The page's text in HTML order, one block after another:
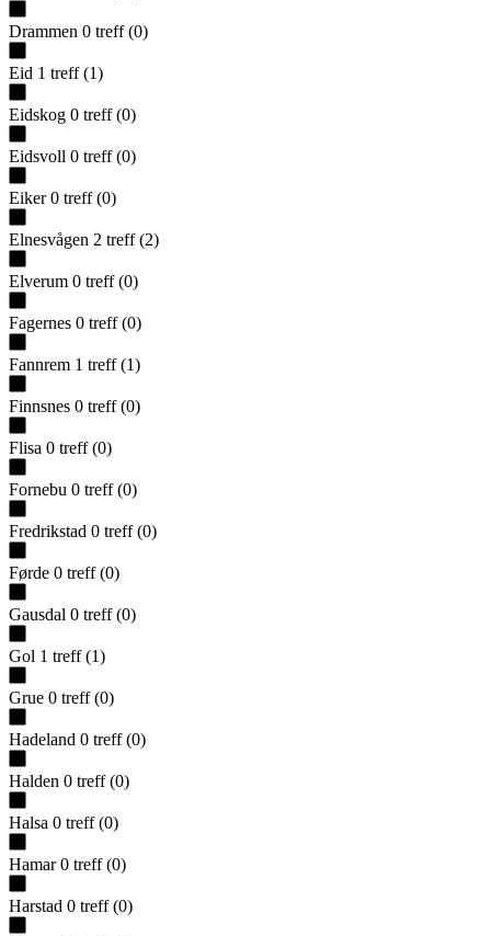
Drammen 0 treff (0)
Eid 1 treff (1)
Eidskog 0 treff (0)
Eidsvoll 0 treff (0)
Eiker 0 treff (0)
Elnesvågen 2 treff (2)
Elverum 0 treff (0)
Fagernes 0 treff (0)
Fannrem 1 treff (1)
Finnsnes 0 treff (0)
Flisa 0 treff (0)
Fornebu 0 treff (0)
Fredrikstad 0 treff (0)
Førde 0 treff (0)
Gausdal 0 treff (0)
Gol 1 treff (1)
Grue 0 treff (0)
Hadeland 0 treff (0)
Halden 0 treff (0)
Halsa 0 treff (0)
Hamar 0 treff (0)
Harstad 0 treff (0)